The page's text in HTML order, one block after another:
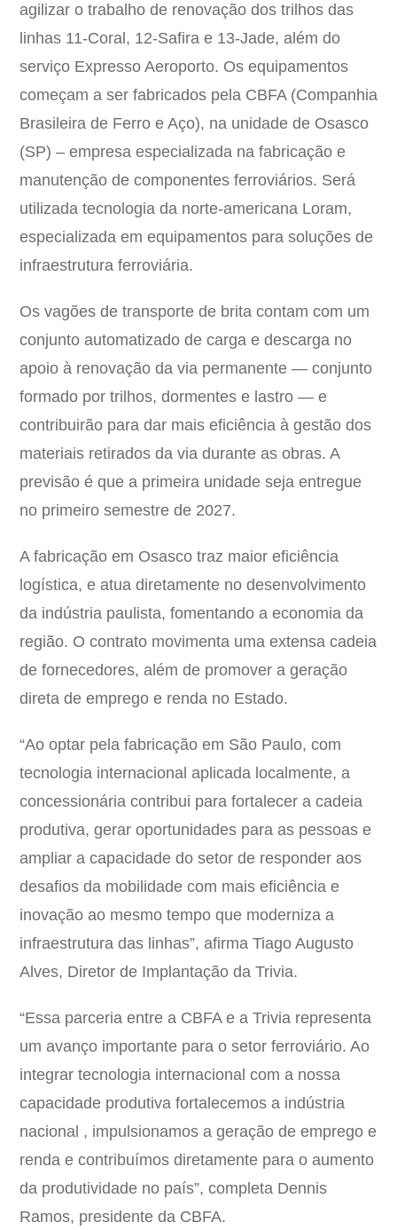
agilizar o trabalho de renovação dos trilhos das
linhas 11-Coral, 12-Safira e 13-Jade, além do
serviço Expresso Aeroporto. Os equipamentos
começam a ser fabricados pela CBFA (Companhia
Brasileira de Ferro e Aço), na unidade de Osasco
(SP) – empresa especializada na fabricação e
manutenção de componentes ferroviários. Será
utilizada tecnologia da norte-americana Loram,
especializada em equipamentos para soluções de
infraestrutura ferroviária.
Os vagões de transporte de brita contam com um
conjunto automatizado de carga e descarga no
apoio à renovação da via permanente — conjunto
formado por trilhos, dormentes e lastro — e
contribuirão para dar mais eficiência à gestão dos
materiais retirados da via durante as obras. A
previsão é que a primeira unidade seja entregue
no primeiro semestre de 2027.
A fabricação em Osasco traz maior eficiência
logística, e atua diretamente no desenvolvimento
da indústria paulista, fomentando a economia da
região. O contrato movimenta uma extensa cadeia
de fornecedores, além de promover a geração
direta de emprego e renda no Estado.
“Ao optar pela fabricação em São Paulo, com
tecnologia internacional aplicada localmente, a
concessionária contribui para fortalecer a cadeia
produtiva, gerar oportunidades para as pessoas e
ampliar a capacidade do setor de responder aos
desafios da mobilidade com mais eficiência e
inovação ao mesmo tempo que moderniza a
infraestrutura das linhas”, afirma Tiago Augusto
Alves, Diretor de Implantação da Trivia.
“Essa parceria entre a CBFA e a Trivia representa
um avanço importante para o setor ferroviário. Ao
integrar tecnologia internacional com a nossa
capacidade produtiva fortalecemos a indústria
nacional , impulsionamos a geração de emprego e
renda e contribuímos diretamente para o aumento
da produtividade no país”, completa Dennis
Ramos, presidente da CBFA.